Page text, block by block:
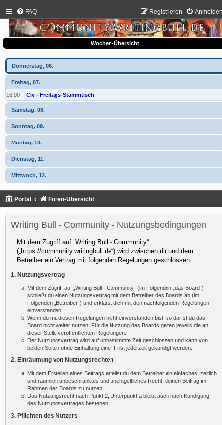
FAQ Registrieren
Wochen-Übersicht
Donnerstag, 06.
Freitag, 07.
16:00 Civ - Freitags-Stammtisch
Samstag, 08.
Sonntag, 09.
Montag, 10.
Dienstag, 11.
Mittwoch, 12.
Portal Foren-Übersicht
Writing Bull - Community - Nutzungsbedingungen
Mit dem Zugriff auf „Writing Bull - Community“
(„https://community.writingbull.de“) wird zwischen dir und dem
Betreiber ein Vertrag mit folgenden Regelungen geschlossen:
1. Nutzungsvertrag
Mit dem Zugriff auf „Writing Bull - Community“ (im Folgenden „das Board“)
schließt du einen Nutzungsvertrag mit dem Betreiber des Boards ab (im
Folgenden „Betreiber“) und erklärst dich mit den nachfolgenden Regelungen
einverstanden.
Wenn du mit diesen Regelungen nicht einverstanden bist, so darfst du das
Board nicht weiter nutzen. Für die Nutzung des Boards gelten jeweils die an
dieser Stelle veröffentlichten Regelungen.
Der Nutzungsvertrag wird auf unbestimmte Zeit geschlossen und kann von
beiden Seiten ohne Einhaltung einer Frist jederzeit gekündigt werden.
2. Einräumung von Nutzungsrechten
Mit dem Erstellen eines Beitrags erteilst du dem Betreiber ein einfaches, zeitlich
und räumlich unbeschränktes und unentgeltliches Recht, deinen Beitrag im
Rahmen des Boards zu nutzen.
Das Nutzungsrecht nach Punkt 2, Unterpunkt a bleibt auch nach Kündigung
des Nutzungsvertrages bestehen.
3. Pflichten des Nutzers